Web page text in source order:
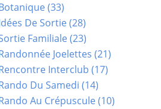
(33)
De Sortie(28)
Familiale(23)
Joelettes (21)
Interclub (17)
Du Samedi (14)
Au Crépuscule(10)